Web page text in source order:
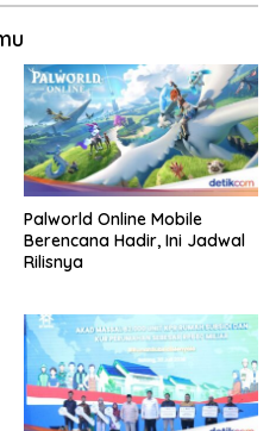
Palworld Online Mobile
Berencana Hadir, Ini Jadwal
Rilisnya